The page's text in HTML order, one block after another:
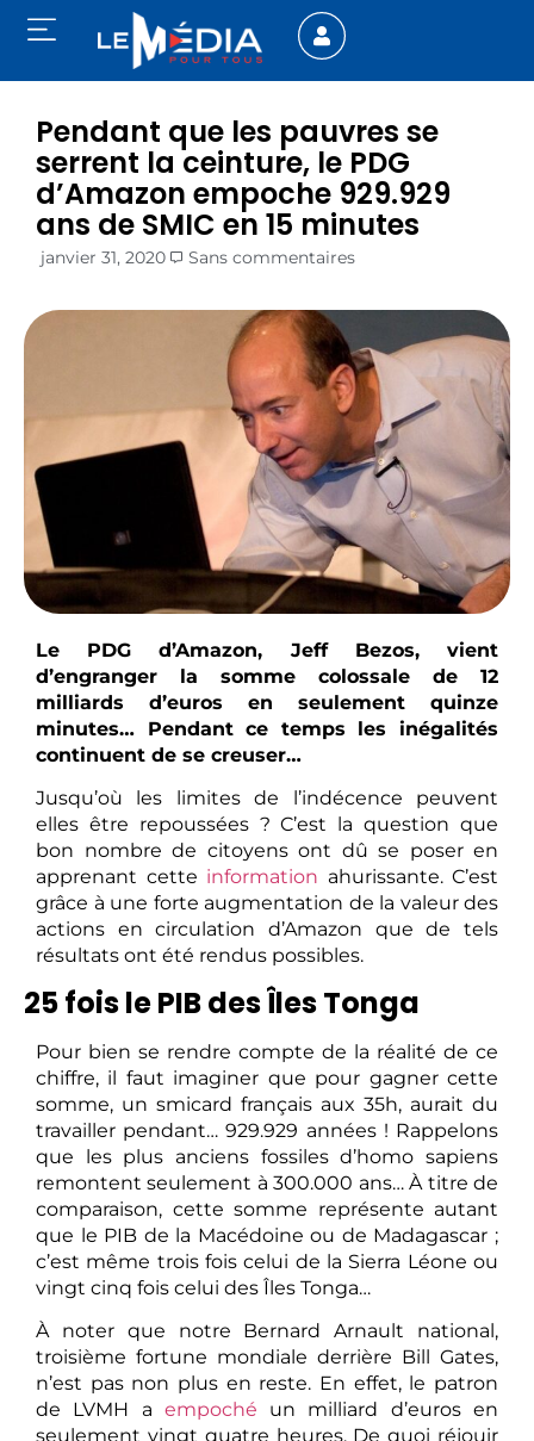
Pendant que les pauvres se
serrent la ceinture, le PDG
d’Amazon empoche 929.929
ans de SMIC en 15 minutes
janvier 31, 2020 Sans commentaires
Le PDG d’Amazon, Jeff Bezos, vient
d’engranger la somme colossale de 12
milliards d’euros en seulement quinze
minutes… Pendant ce temps les inégalités
continuent de se creuser…
Jusqu’où les limites de l’indécence peuvent
elles être repoussées ? C’est la question que
bon nombre de citoyens ont dû se poser en
apprenant cette information ahurissante. C’est
grâce à une forte augmentation de la valeur des
actions en circulation d’Amazon que de tels
résultats ont été rendus possibles.
25 fois le PIB des Îles Tonga
Pour bien se rendre compte de la réalité de ce
chiffre, il faut imaginer que pour gagner cette
somme, un smicard français aux 35h, aurait du
travailler pendant… 929.929 années ! Rappelons
que les plus anciens fossiles d’homo sapiens
remontent seulement à 300.000 ans… À titre de
comparaison, cette somme représente autant
que le PIB de la Macédoine ou de Madagascar ;
c’est même trois fois celui de la Sierra Léone ou
vingt cinq fois celui des Îles Tonga…
À noter que notre Bernard Arnault national,
troisième fortune mondiale derrière Bill Gates,
n’est pas non plus en reste. En effet, le patron
de LVMH a empoché un milliard d’euros en
seulement vingt quatre heures. De quoi réjouir